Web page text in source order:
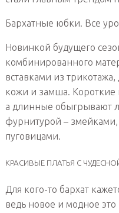
Бархатные юбки. Все
Новинкой будущего
комбинированного
вставками из
кожи и замша.
а длинные обыгрывают
фурнитурой –
пуговицами.
КРАСИВЫЕ ПЛАТЬЯ С
Для кого-то бархат
ведь новое и модное это